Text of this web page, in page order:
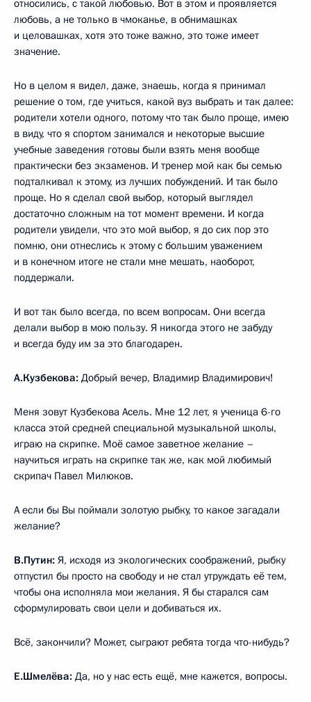
относились, с такой любовью. Вот в этом и проявляется
любовь, а не только в чмоканье, в обнимашках
и целовашках, хотя это тоже важно, это тоже имеет
значение.
Но в целом я видел, даже, знаешь, когда я принимал
решение о том, где учиться, какой вуз выбрать и так далее:
родители хотели одного, потому что так было проще, имею
в виду, что я спортом занимался и некоторые высшие
учебные заведения готовы были взять меня вообще
практически без экзаменов. И тренер мой как бы семью
подталкивал к этому, из лучших побуждений. И так было
проще. Но я сделал свой выбор, который выглядел
достаточно сложным на тот момент времени. И когда
родители увидели, что это мой выбор, я до сих пор это
помню, они отнеслись к этому с большим уважением
и в конечном итоге не стали мне мешать, наоборот,
поддержали.
И вот так было всегда, по всем вопросам. Они всегда
делали выбор в мою пользу. Я никогда этого не забуду
и всегда буду им за это благодарен.
А.Кузбекова: Добрый вечер, Владимир Владимирович!
Меня зовут Кузбекова Асель. Мне 12 лет, я ученица 6-го
класса этой средней специальной музыкальной школы,
играю на скрипке. Моё самое заветное желание –
научиться играть на скрипке так же, как мой любимый
скрипач Павел Милюков.
А если бы Вы поймали золотую рыбку, то какое загадали
желание?
В.Путин: Я, исходя из экологических соображений, рыбку
отпустил бы просто на свободу и не стал утруждать её тем,
чтобы она исполняла мои желания. Я бы старался сам
сформулировать свои цели и добиваться их.
Всё, закончили? Может, сыграют ребята тогда что-нибудь?
Е.Шмелёва: Да, но у нас есть ещё, мне кажется, вопросы.